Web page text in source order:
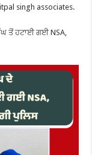
singh associates.
ਤੋਂ ਹਟਾਈ ਗਈ NSA,